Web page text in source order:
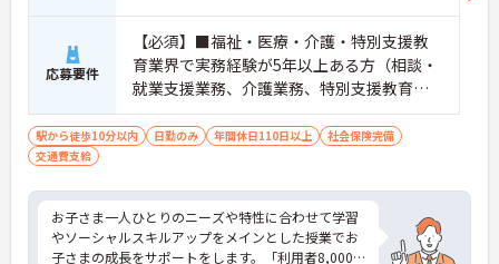
応募要件
【必須】■福祉・医療・介護・特別支援教
育業界で実務経験が5年以上ある方（相談・
就業支援業務、介護業務、特別支援教育な
ど）■児童発達支援管理責任者研修受講者
駅から徒歩10分以内 日勤のみ 年間休日110日以上
社会保険完備
交通費支給
お子さま一人ひとりのニーズや特性に合わせて学習
やソーシャルスキルアップをメインとした授業でお
子さまの成長をサポートをします。「利用者8,000